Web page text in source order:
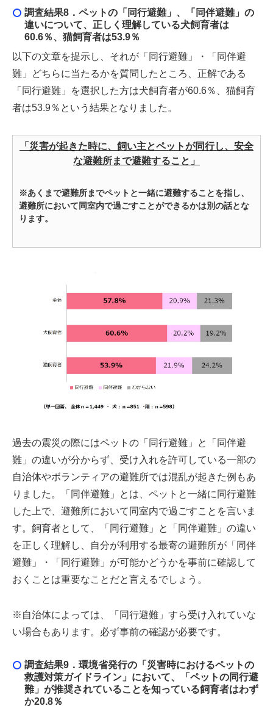
調査結果8． ペットの「同行避難」、「同伴避難」の
違いについて、正しく理解している犬飼育者は
60.6％、猫飼育者は53.9％
以下の文章を提示し、それが「同行避難」・「同伴避
難」どちらに当たるかを質問したところ、正解である
「同行避難」を選択した方は犬飼育者が60.6％、猫飼育
者は53.9％という結果となりました。
「災害が起きた時に、飼い主とペットが同行し、安全
な避難所まで避難すること」
※あくまで避難所までペットと一緒に避難することを指し、
避難所において同室内で過ごすことができるかは別の話とな
ります。
過去の震災の際にはペットの「同行避難」と「同伴避
難」の違いが分からず、受け入れを許可している一部の
自治体やボランティアの避難所では混乱が起きた例もあ
りました。「同伴避難」とは、ペットと一緒に同行避難
した上で、避難所において同室内で過ごすことを言いま
す。飼育者として、「同行避難」と「同伴避難」の違い
を正しく理解し、自分が利用する最寄の避難所が「同伴
避難」・「同行避難」が可能かどうかを事前に確認して
おくことは重要なことだと言えるでしょう。
※自治体によっては、「同行避難」すら受け入れていな
い場合もあります。必ず事前の確認が必要です。
調査結果9． 環境省発行の「災害時におけるペットの
救護対策ガイドライン」において、「ペットの同行避
難」が推奨されていることを知っている飼育者はわず
か20.8％